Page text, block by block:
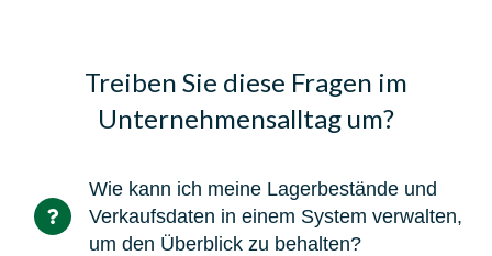
Treiben Sie diese Fragen im
Unternehmensalltag um?
Wie kann ich meine Lagerbestände und
Verkaufsdaten in einem System verwalten,
um den Überblick zu behalten?